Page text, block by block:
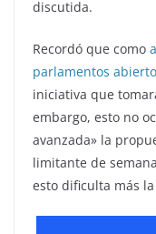
discutida.
Recordó que como
parlamentos
iniciativa que
embargo, esto no
avanzada» la
limitante de
esto dificulta más